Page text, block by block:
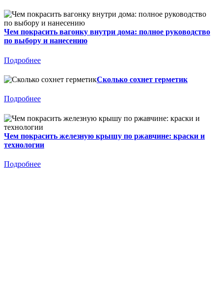
Чем покрасить вагонку внутри дома: полное руководство
по выбору и нанесению
Подробнее
Сколько сохнет герметик
Подробнее
Чем покрасить железную крышу по ржавчине: краски и
технологии
Подробнее